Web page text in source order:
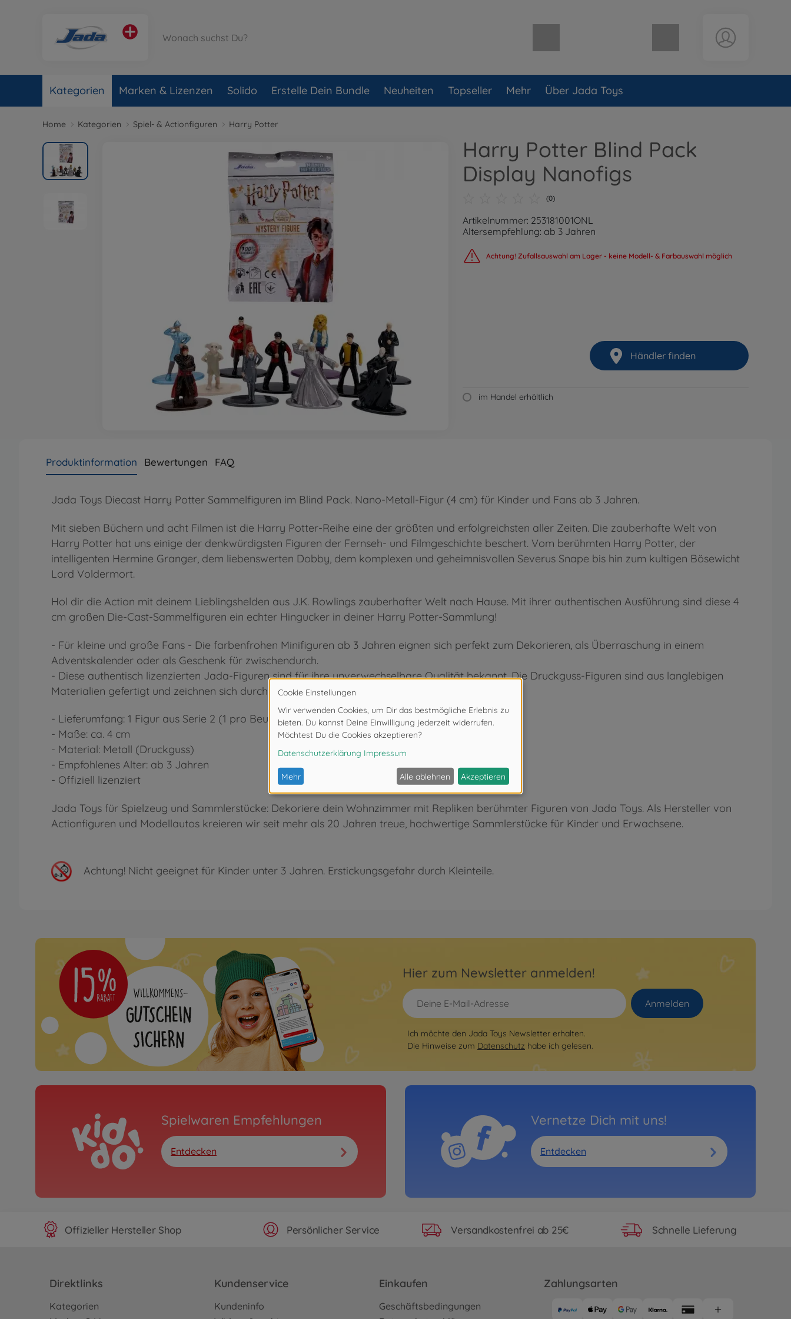
Warenkorb leer
Kategorien Marken & Lizenzen Solido Erstelle Dein Bundle Neuheiten Topseller Mehr Über Jada Toys
Home Kategorien Spiel- & Actionfiguren Harry Potter
Harry Potter Blind Pack
Display Nanofigs
(0)
Artikelnummer: 253181001ONL
Altersempfehlung: ab 3 Jahren
Achtung! Zufallsauswahl am Lager - keine Modell- & Farbauswahl möglich
Händler finden
im Handel erhältlich
Produktinformation Bewertungen FAQ
Jada Toys Diecast Harry Potter Sammelfiguren im Blind Pack. Nano-Metall-Figur (4 cm) für Kinder und Fans ab 3 Jahren.
Mit sieben Büchern und acht Filmen ist die Harry Potter-Reihe eine der größten und erfolgreichsten aller Zeiten. Die zauberhafte Welt von
Harry Potter hat uns einige der denkwürdigsten Figuren der Fernseh- und Filmgeschichte beschert. Vom berühmten Harry Potter, der
intelligenten Hermine Granger, dem liebenswerten Dobby, dem komplexen und geheimnisvollen Severus Snape bis hin zum kultigen Bösewicht
Lord Voldermort.
Hol dir die Action mit deinem Lieblingshelden aus J.K. Rowlings zauberhafter Welt nach Hause. Mit ihrer authentischen Ausführung sind diese 4
cm großen Die-Cast-Sammelfiguren ein echter Hingucker in deiner Harry Potter-Sammlung!
- Für kleine und große Fans - Die farbenfrohen Minifiguren ab 3 Jahren eignen sich perfekt zum Dekorieren, als Überraschung in einem
Adventskalender oder als Geschenk für zwischendurch.
- Diese authentisch lizenzierten Jada-Figuren sind für ihre unverwechselbare Qualität bekannt. Die Druckguss-Figuren sind aus langlebigen
Materialien gefertigt und zeichnen sich durch hohe Farbqualität und Handwerkskunst aus.
- Lieferumfang: 1 Figur aus Serie 2 (1 pro Beutel)
- Maße: ca. 4 cm
- Material: Metall (Druckguss)
- Empfohlenes Alter: ab 3 Jahren
- Offiziell lizenziert
Jada Toys für Spielzeug und Sammlerstücke: Dekoriere dein Wohnzimmer mit Repliken berühmter Figuren von Jada Toys. Als Hersteller von
Actionfiguren und Modellautos kreieren wir seit mehr als 20 Jahren treue, hochwertige Sammlerstücke für Kinder und Erwachsene.
Achtung! Nicht geeignet für Kinder unter 3 Jahren. Erstickungsgefahr durch Kleinteile.
Hier zum Newsletter anmelden!
Anmelden
Ich möchte den Jada Toys Newsletter erhalten.
Die Hinweise zum Datenschutz habe ich gelesen.
Spielwaren Empfehlungen
Entdecken
Vernetze Dich mit uns!
Entdecken
Offizieller Hersteller Shop Persönlicher Service Versandkostenfrei ab 25€ Schnelle Lieferung
Direktlinks
Kategorien
Kundenservice
Kundeninfo
Einkaufen
Geschäftsbedingungen
Zahlungsarten